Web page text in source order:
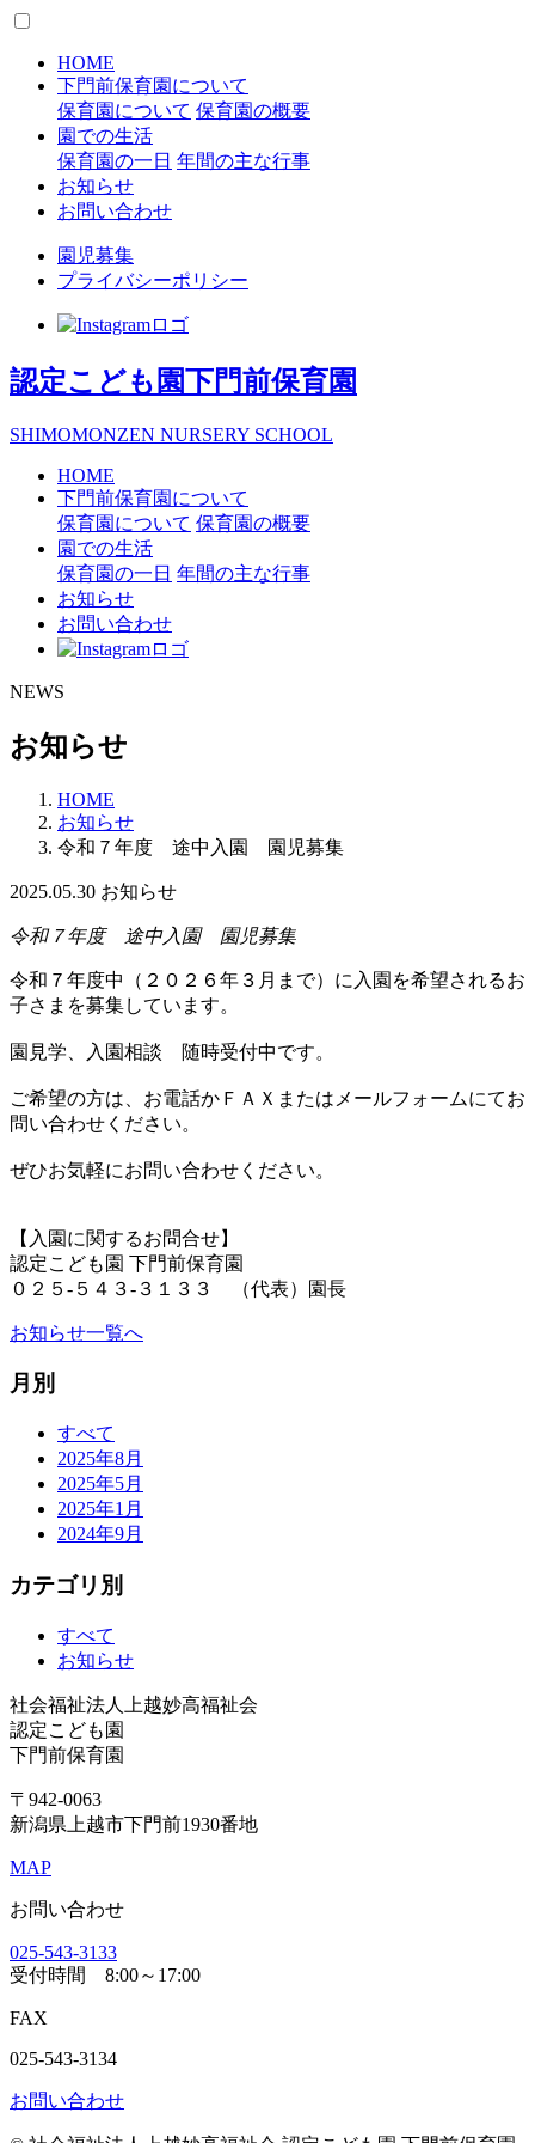
HOME
下門前保育園について
保育園について 保育園の概要
園での生活
保育園の一日 年間の主な行事
お知らせ
お問い合わせ
園児募集
プライバシーポリシー
認定こども園下門前保育園
SHIMOMONZEN NURSERY SCHOOL
HOME
下門前保育園について
保育園について 保育園の概要
園での生活
保育園の一日 年間の主な行事
お知らせ
お問い合わせ
NEWS
お知らせ
HOME
お知らせ
令和７年度 途中入園 園児募集
2025.05.30 お知らせ
令和７年度 途中入園 園児募集
令和７年度中（２０２６年３月まで）に入園を希望されるお
子さまを募集しています。
園見学、入園相談 随時受付中です。
ご希望の方は、お電話かＦＡＸまたはメールフォームにてお
問い合わせください。
ぜひお気軽にお問い合わせください。
【入園に関するお問合せ】
認定こども園 下門前保育園
０２５-５４３-３１３３ （代表）園長
お知らせ一覧へ
月別
すべて
2025年8月
2025年5月
2025年1月
2024年9月
カテゴリ別
すべて
お知らせ
社会福祉法人上越妙高福祉会
認定こども園
下門前保育園
〒942-0063
新潟県上越市下門前1930番地
MAP
お問い合わせ
025-543-3133
受付時間 8:00～17:00
FAX
025-543-3134
お問い合わせ